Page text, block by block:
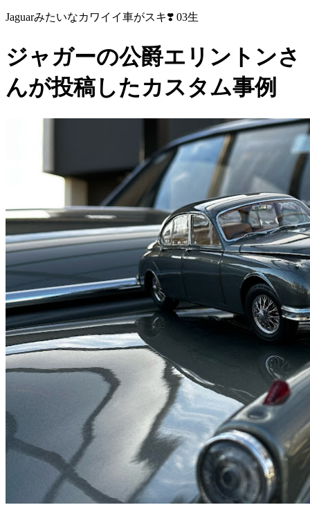
Jaguarみたいなカワイイ車がスキ❣️ 03生
ジャガーの公爵エリントンさ
んが投稿したカスタム事例